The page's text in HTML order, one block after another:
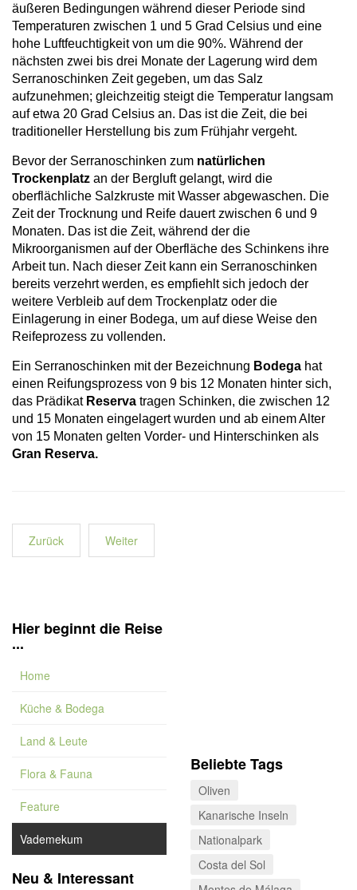
äußeren Bedingungen während dieser Periode sind
Temperaturen zwischen 1 und 5 Grad Celsius und eine
hohe Luftfeuchtigkeit von um die 90%. Während der
nächsten zwei bis drei Monate der Lagerung wird dem
Serranoschinken Zeit gegeben, um das Salz
aufzunehmen; gleichzeitig steigt die Temperatur langsam
auf etwa 20 Grad Celsius an. Das ist die Zeit, die bei
traditioneller Herstellung bis zum Frühjahr vergeht.
Bevor der Serranoschinken zum natürlichen
Trockenplatz an der Bergluft gelangt, wird die
oberflächliche Salzkruste mit Wasser abgewaschen. Die
Zeit der Trocknung und Reife dauert zwischen 6 und 9
Monaten. Das ist die Zeit, während der die
Mikroorganismen auf der Oberfläche des Schinkens ihre
Arbeit tun. Nach dieser Zeit kann ein Serranoschinken
bereits verzehrt werden, es empfiehlt sich jedoch der
weitere Verbleib auf dem Trockenplatz oder die
Einlagerung in einer Bodega, um auf diese Weise den
Reifeprozess zu vollenden.
Ein Serranoschinken mit der Bezeichnung Bodega hat
einen Reifungsprozess von 9 bis 12 Monaten hinter sich,
das Prädikat Reserva tragen Schinken, die zwischen 12
und 15 Monaten eingelagert wurden und ab einem Alter
von 15 Monaten gelten Vorder- und Hinterschinken als
Gran Reserva.
Zurück Weiter
Hier beginnt die Reise
...
Home
Küche & Bodega
Land & Leute
Flora & Fauna
Feature
Vademekum
Neu & Interessant
Beliebte Tags
Oliven
Kanarische Inseln
Nationalpark
Costa del Sol